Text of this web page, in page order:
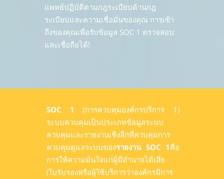
แพทย์ปฏิบัติตามกฎระเบียบด้านกฎ
ระเบียบและความเชื่อมั่นของคุณ การเข้า
ถึงของคุณเพื่อรับข้อมูล SOC 1 ตรวจสอบ
และเชื่อถือได้!
SOC 1 (การควบคุมองค์กรบริการ 1)
ระบบควบคุมเป็นประเภทข้อมูลระบบ
ควบคุมและรายงานเชิงลึกที่ควบคุมการ
ควบคุมดูแลระบบของรายงาน SOC 1คือ
การให้ความมั่นใจแก่ผู้มีอำนาจได้เสีย
(ใบรับรองหรือผู้ใช้บริการว่าองค์กรมีการ